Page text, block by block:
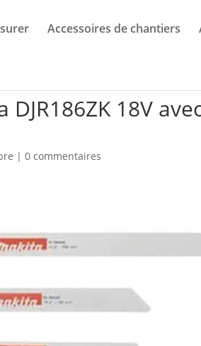
Accessoires de chantiers
18V
|0 commentaires